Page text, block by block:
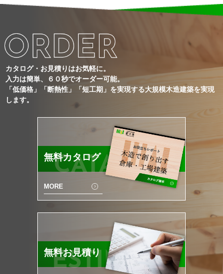
カタログ・お見積りはお気軽に。
入力は簡単、６０秒でオーダー可能。
「低価格」「断熱性」「短工期」を実現する大規模木造建築を実現
します。
CATALOG
無料カタログ
MORE
ESTIMATE
無料お見積り